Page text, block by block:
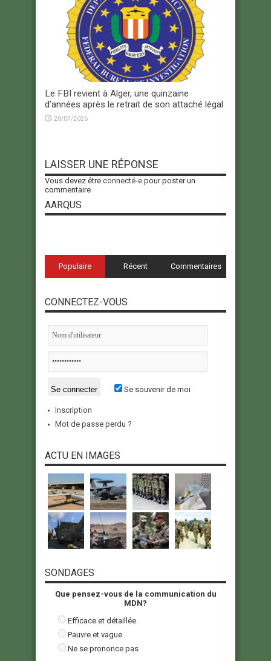
Le FBI revient à Alger, une quinzaine
d’années après le retrait de son attaché légal
20/07/2026
LAISSER UNE RÉPONSE
Vous devez être connecté-e pour poster un
commentaire
AARQUS
Populaire Récent Commentaires
CONNECTEZ-VOUS
Se souvenir de moi
Inscription
Mot de passe perdu ?
ACTU EN IMAGES
SONDAGES
Que pensez-vous de la communication du
MDN?
Efficace et détaillée
Pauvre et vague
Ne se prononce pas